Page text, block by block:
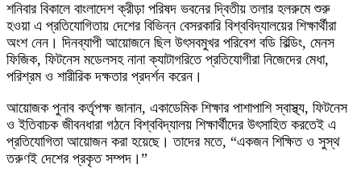
শনিবার বিকালে বাংলাদেশ ক্রীড়া পরিষদ ভবনের দ্বিতীয় তলার হলরুমে শুরু
হওয়া এ প্রতিযোগিতায় দেশের বিভিন্ন বেসরকারি বিশ্ববিদ্যালয়ের শিক্ষার্থীরা
অংশ নেন। দিনব্যাপী আয়োজনে ছিল উৎসবমুখর পরিবেশ বডি বিল্ডিং, মেনস
ফিজিক, ফিটনেস মডেলসহ নানা ক্যাটাগরিতে প্রতিযোগীরা নিজেদের মেধা,
পরিশ্রম ও শারীরিক দক্ষতার প্রদর্শন করেন।
আয়োজক পুনাব কর্তৃপক্ষ জানান, একাডেমিক শিক্ষার পাশাপাশি স্বাস্থ্য, ফিটনেস
ও ইতিবাচক জীবনধারা গঠনে বিশ্ববিদ্যালয় শিক্ষার্থীদের উৎসাহিত করতেই এ
প্রতিযোগিতা আয়োজন করা হয়েছে। তাদের মতে, “একজন শিক্ষিত ও সুস্থ
তরুণই দেশের প্রকৃত সম্পদ।”